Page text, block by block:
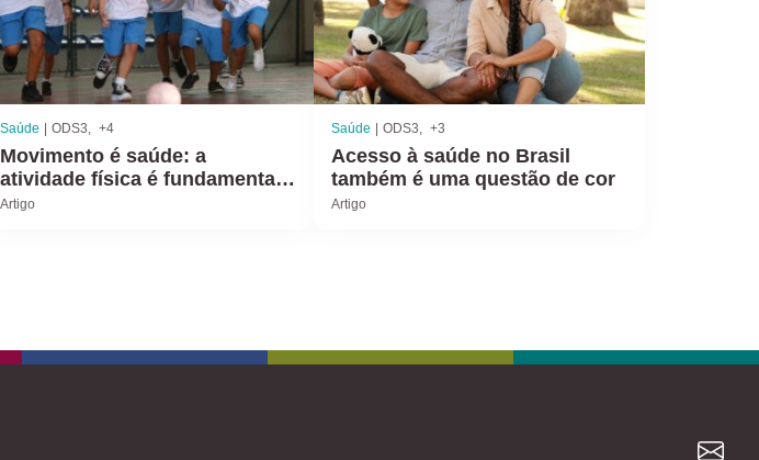
Saúde ODS3 +4
Movimento é saúde: a
atividade física é fundamental
na prevenção da obesidade
Artigo
Saúde ODS3 +3
Acesso à saúde no Brasil
também é uma questão de cor
Artigo